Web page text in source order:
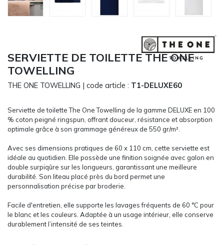
FOIRES ET ÉVÉNEMENTS NETWORKING
TECHNIQUES MARQUAGE
BLOG
SERVIETTE DE TOILETTE THE ONE
TOWELLING
THE ONE TOWELLING | code article : T1-DELUXE60
Serviette de toilette The One Towelling de la gamme DELUXE en 100
% coton peigné ringspun, offrant douceur, résistance et absorption
optimale grâce à son grammage généreux de 550 gr/m².
Avec ses dimensions pratiques de 60 x 110 cm, cette serviette est
idéale au quotidien. Elle possède une finition soignée avec galon en
double surpiqûre sur les longueurs, garantissant une meilleure
durabilité. Son liteau placé près du bord permet une
personnalisation précise par broderie.
Facile d'entretien, elle supporte les lavages fréquents de 60 °C pour
le blanc et les couleurs. Adaptée à un usage intérieur, elle conserve
durablement l’intensité de ses teintes.